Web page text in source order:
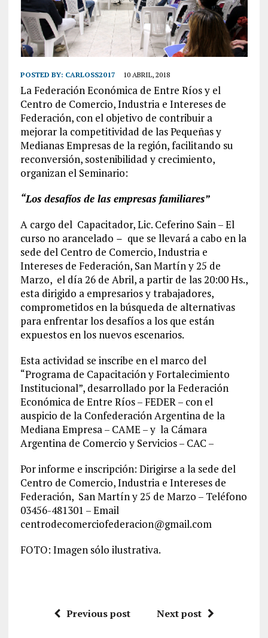
POSTED BY: CARLOSS2017 10 ABRIL, 2018
La Federación Económica de Entre Ríos y el
Centro de Comercio, Industria e Intereses de
Federación, con el objetivo de contribuir a
mejorar la competitividad de las Pequeñas y
Medianas Empresas de la región, facilitando su
reconversión, sostenibilidad y crecimiento,
organizan el Seminario:
“Los desafíos de las empresas familiares”
A cargo del Capacitador, Lic. Ceferino Sain –El
curso no arancelado – que se llevará a cabo en la
sede del Centro de Comercio, Industria e
Intereses de Federación, San Martín y 25 de
Marzo, el día 26 de Abril, a partir de las20:00 Hs.,
esta dirigido a empresarios y trabajadores,
comprometidos en la búsqueda de alternativas
para enfrentar los desafíos a los que están
expuestos en los nuevos escenarios.
Esta actividad se inscribe en el marco del
“Programa de Capacitación y Fortalecimiento
Institucional”, desarrollado por la Federación
Económica de Entre Ríos – FEDER – con el
auspicio de la Confederación Argentina de la
Mediana Empresa – CAME – y la Cámara
Argentina de Comercio y Servicios – CAC –
Por informe e inscripción: Dirigirse a la sede del
Centro de Comercio, Industria e Intereses de
Federación, San Martín y 25 de Marzo – Teléfono
03456-481301 – Email
centrodecomerciofederacion@gmail.com
FOTO: Imagen sólo ilustrativa.
Previous post Next post